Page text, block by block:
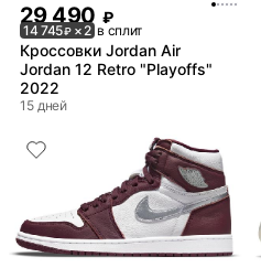
29 490 ₽
14 745₽ × 2 в сплит
Кроссовки Jordan Air
Jordan 12 Retro "Playoffs"
2022
15 дней